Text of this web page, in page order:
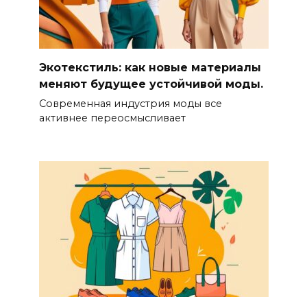
Экотекстиль: как новые материалы
меняют будущее устойчивой моды.
Современная индустрия моды все
активнее переосмысливает